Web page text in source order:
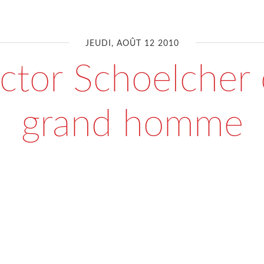
JEUDI, AOÛT 12 2010
Schoelcher
grand homme